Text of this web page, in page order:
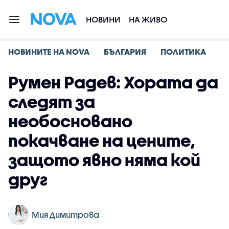
НОВИНИ НА ЖИВО
НОВИНИТЕ НА NOVA БЪЛГАРИЯ ПОЛИТИКА
Румен Радев: Хората да
следят за
необосновано
покачване на цените,
защото явно няма кой
друг
Мия Димитрова